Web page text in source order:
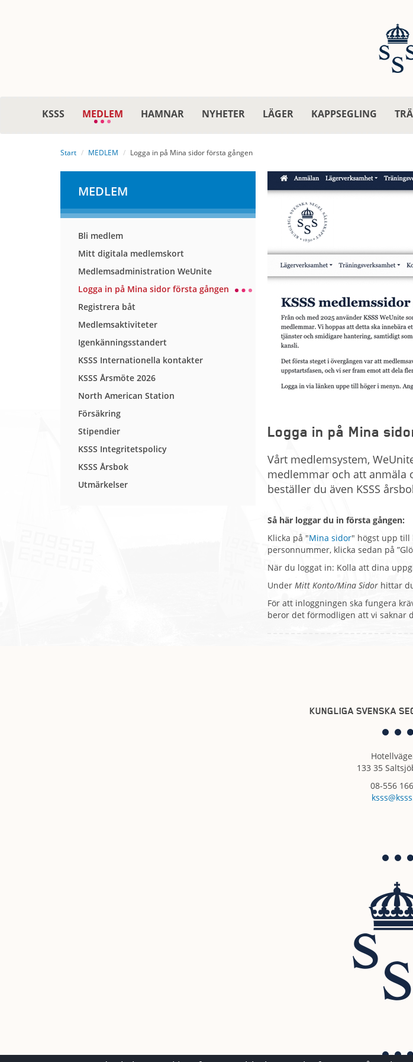
KSSS MEDLEM HAMNAR NYHETER LÄGER KAPPSEGLING
Start MEDLEM Logga in på Mina sidor första gången
MEDLEM
Bli medlem
Mitt digitala medlemskort
Medlemsadministration WeUnite
Logga in på Mina sidor första gången
Registrera båt
Medlemsaktiviteter
Igenkänningsstandert
KSSS Internationella kontakter
KSSS Årsmöte 2026
North American Station
Försäkring
Stipendier
KSSS Integritetspolicy
KSSS Årsbok
Utmärkelser
Logga in på Mina
Vårt medlemsystem,
medlemmar och att anmäla
beställer du även KSSS
Så här loggar du in första gången:
Klicka på "Mina sidor" högst upp till
personnummer, klicka sedan på
När du loggat in: Kolla att dina
Under Mitt Konto/Mina Sidor hittar
För att inloggningen ska fungera
beror det förmodligen att vi saknar
KUNGLIGA SVENSKA
133 35
08-556